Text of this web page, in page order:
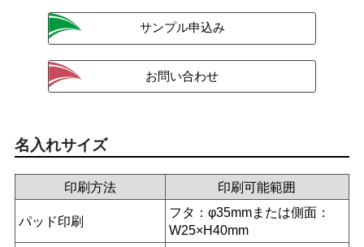
名入れサイズ
印刷方法 印刷可能範囲
パッド印刷
フタ：φ35mmまたは側面：
W25×H40mm